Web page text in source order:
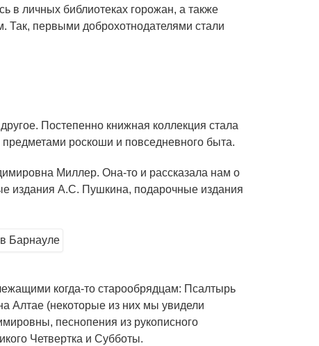
в личных библиотеках горожан, а также
Так, первыми доброхотнодателями стали
Постепенно книжная коллекция стала
роскоши и повседневного быта.
Миллер. Она-то и рассказала нам о
издания А.С. Пушкина, подарочные издания
когда-то старообрядцам: Псалтырь
Алтае (некоторые из них мы увидели
песнопения из рукописного
Четвертка и Субботы.